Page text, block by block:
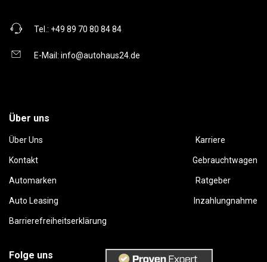
Tel.: +49 89 70 80 84 84
E-Mail: info@autohaus24.de
Über uns
Über Uns Karriere
Kontakt Gebrauchtwagen
Automarken Ratgeber
Auto Leasing Inzahlungnahme
Barrierefreiheitserklärung
Folge uns